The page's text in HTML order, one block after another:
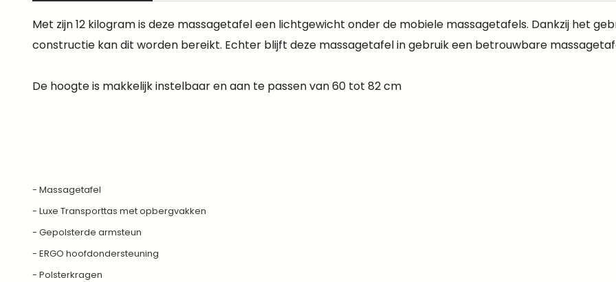
Met zijn 12 kilogram is deze massagetafel een lichtgewicht onder de mobiele massagetafels. Dankzij het
constructie kan dit worden bereikt. Echter blijft deze massagetafel in gebruik een betrouwbare
De hoogte is makkelijk instelbaar en aan te passen van 60 tot 82 cm
- Massagetafel
- Luxe Transporttas met opbergvakken
- Gepolsterde armsteun
- ERGO hoofdondersteuning
- Polsterkragen